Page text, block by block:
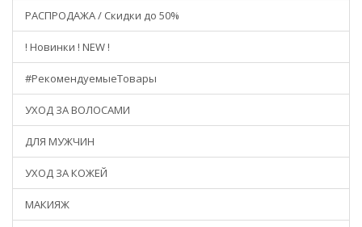
РАСПРОДАЖА / Скидки до 50%
! Новинки ! NEW !
#РекомендуемыеТовары
УХОД ЗА ВОЛОСАМИ
ДЛЯ МУЖЧИН
УХОД ЗА КОЖЕЙ
МАКИЯЖ